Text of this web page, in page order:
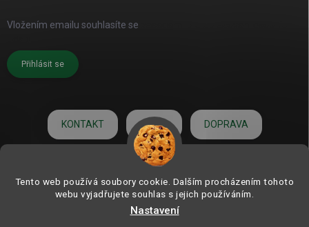
Tento web používá soubory cookie. Dalším procházením tohoto
webu vyjadřujete souhlas s jejich používáním.
Nastavení
Vložením emailu souhlasíte se
Přihlásit se
KONTAKT O NÁS DOPRAVA
HODNOCENÍ
ZAHRADNÍ DEKORACE.com | od roku 2006